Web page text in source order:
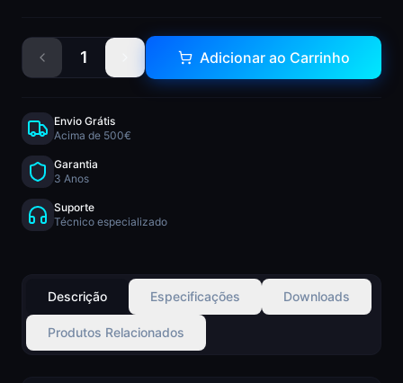
1 Adicionar ao Carrinho
Envio Grátis
Acima de 500€
Garantia
3 Anos
Suporte
Técnico especializado
Descrição Especificações Downloads
Produtos Relacionados